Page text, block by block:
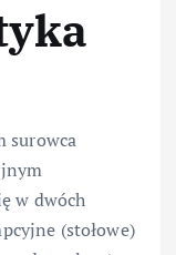
surowca
w dwóch
(stołowe)